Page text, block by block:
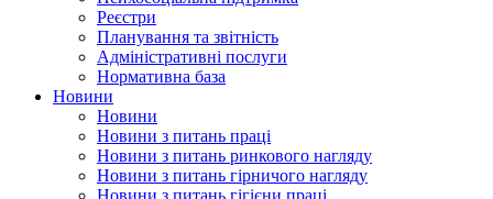
Реєстри
Планування та звітність
Адміністративні послуги
Нормативна база
Новини
Новини
Новини з питань праці
Новини з питань ринкового нагляду
Новини з питань гірничого нагляду
Новини з питань гігієни праці